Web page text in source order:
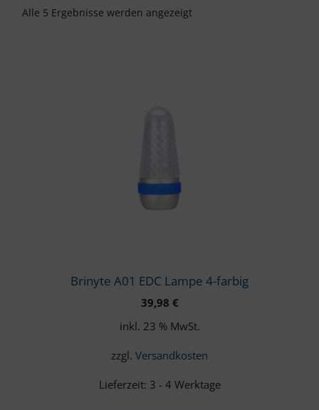
Alle 5 Ergebnisse werden angezeigt
Brinyte A01 EDC Lampe 4-farbig
39,98 €
inkl. 23 % MwSt.
zzgl. Versandkosten
Lieferzeit: 3 - 4 Werktage